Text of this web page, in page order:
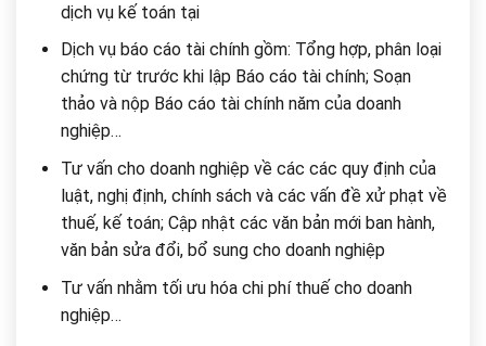
dịch vụ kế toán tại
Dịch vụ báo cáo tài chính gồm: Tổng hợp, phân loại
chứng từ trước khi lập Báo cáo tài chính; Soạn
thảo và nộp Báo cáo tài chính năm của doanh
nghiệp…
Tư vấn cho doanh nghiệp về các các quy định của
luật, nghị định, chính sách và các vấn đề xử phạt về
thuế, kế toán; Cập nhật các văn bản mới ban hành,
văn bản sửa đổi, bổ sung cho doanh nghiệp
Tư vấn nhằm tối ưu hóa chi phí thuế cho doanh
nghiệp…